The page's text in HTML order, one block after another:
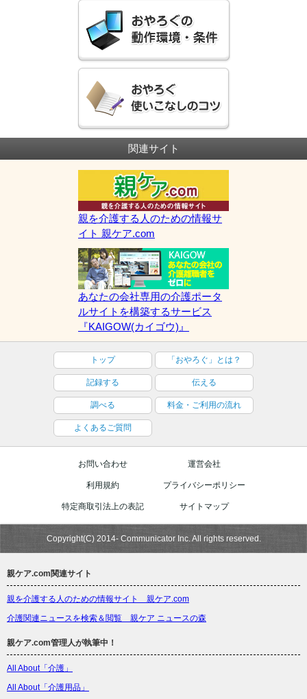
関連サイト
親を介護する人のための情報サ
イト 親ケア.com
あなたの会社専用の介護ポータ
ルサイトを構築するサービス
『KAIGOW(カイゴウ)』
トップ 「おやろぐ」とは？
記録する 伝える
調べる 料金・ご利用の流れ
よくあるご質問
お問い合わせ 運営会社
利用規約 プライバシーポリシー
特定商取引法上の表記 サイトマップ
Copyright(C) 2014- Communicator Inc. All rights reserved.
親ケア.com関連サイト
親を介護する人のための情報サイト 親ケア.com
介護関連ニュースを検索＆閲覧 親ケア ニュースの森
親ケア.com管理人が執筆中！
All About「介護」
All About「介護用品」